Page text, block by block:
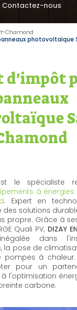
Contactez-nous
Chamond
photovoltaïque
d'impôt
le spécialiste
à énergies
. Expert en
des solutions
propre. Grâce à
Quali PV, DIZAY
dans
la pose de
pompes à chaleur.
pour un
l'optimisation
carbone.